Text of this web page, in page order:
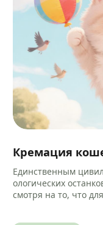
Кремация
Единственным
ологических
смотря на то, что